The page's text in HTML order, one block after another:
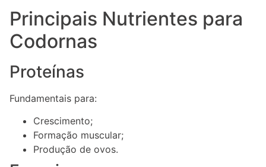
Principais Nutrientes para
Codornas
Proteínas
Fundamentais para:
Crescimento;
Formação muscular;
Produção de ovos.